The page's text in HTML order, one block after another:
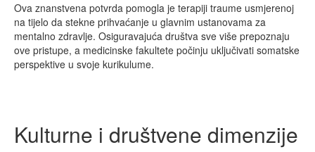
Ova znanstvena potvrda pomogla je terapiji traume usmjerenoj
na tijelo da stekne prihvaćanje u glavnim ustanovama za
mentalno zdravlje. Osiguravajuća društva sve više prepoznaju
ove pristupe, a medicinske fakultete počinju uključivati somatske
perspektive u svoje kurikulume.
Kulturne i društvene dimenzije